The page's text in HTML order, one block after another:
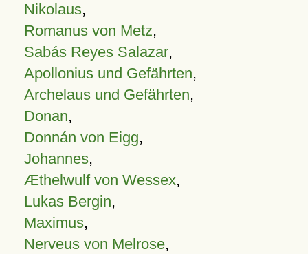
Nikolaus,
Romanus von Metz,
Sabás Reyes Salazar,
Apollonius und Gefährten,
Archelaus und Gefährten,
Donan,
Donnán von Eigg,
Johannes,
Æthelwulf von Wessex,
Lukas Bergin,
Maximus,
Nerveus von Melrose,